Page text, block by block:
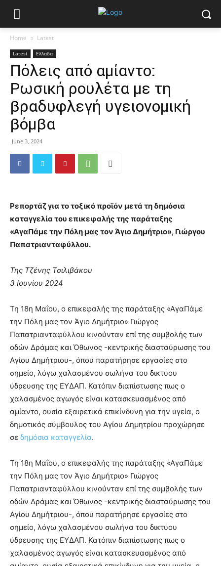
Home Latest
Latest Ελλαδα
Πόλεις από αμίαντο:
Ρωσική ρουλέτα με τη
βραδυφλεγή υγειονομική
βόμβα
June 3, 2024
Ρεπορτάζ για το τοξικό προϊόν μετά τη δημόσια
καταγγελία του επικεφαλής της παράταξης
«ΑγαΠάμε την Πόλη μας τον Άγιο Δημήτριο», Γιώργου
Παπατριανταφύλλου.
Της Τζένης Τσιλιβάκου
3 Ιουνίου 2024
Τη 18η Μαΐου, ο επικεφαλής της παράταξης «ΑγαΠάμε
την Πόλη μας τον Άγιο Δημήτριο» Γιώργος
Παπατριανταφύλλου κινούνταν επί της συμβολής των
οδών Δράμας και Όθωνος -κεντρικής διασταύρωσης του
Αγίου Δημήτριου-, όπου παρατήρησε εργασίες στο
σημείο, λόγω χαλασμένου σωλήνα του δικτύου
ύδρευσης της ΕΥΔΑΠ. Κατόπιν διαπίστωσης πως ο
χαλασμένος αγωγός είναι κατασκευασμένος από
αμίαντο, ουσία εξαιρετικά επικίνδυνη για την υγεία, ο
δημοτικός σύμβουλος του Αγίου Δημητρίου προχώρησε
σε δημόσια καταγγελία.
Τη 18η Μαΐου, ο επικεφαλής της παράταξης «ΑγαΠάμε
την Πόλη μας τον Άγιο Δημήτριο» Γιώργος
Παπατριανταφύλλου κινούνταν επί της συμβολής των
οδών Δράμας και Όθωνος -κεντρικής διασταύρωσης του
Αγίου Δημήτριου-, όπου παρατήρησε εργασίες στο
σημείο, λόγω χαλασμένου σωλήνα του δικτύου
ύδρευσης της ΕΥΔΑΠ. Κατόπιν διαπίστωσης πως ο
χαλασμένος αγωγός είναι κατασκευασμένος από